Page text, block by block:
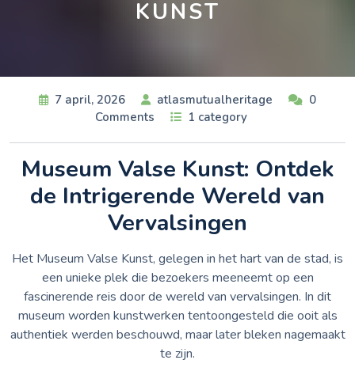
KUNST
7 april, 2026 atlasmutualheritage
0
Comments
1 category
Museum Valse Kunst: Ontdek
de Intrigerende Wereld van
Vervalsingen
Het Museum Valse Kunst, gelegen in het hart van de stad, is
een unieke plek die bezoekers meeneemt op een
fascinerende reis door de wereld van vervalsingen. In dit
museum worden kunstwerken tentoongesteld die ooit als
authentiek werden beschouwd, maar later bleken nagemaakt
te zijn.